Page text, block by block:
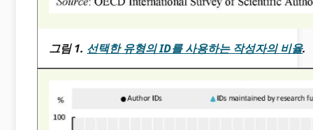
그림 1. 선택한 유형의 ID를 사용하는 작성자의 비율.